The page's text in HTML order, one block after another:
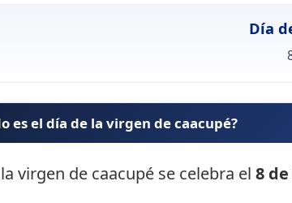
Día
es el día de la virgen de caacupé?
virgen de caacupé se celebra el8